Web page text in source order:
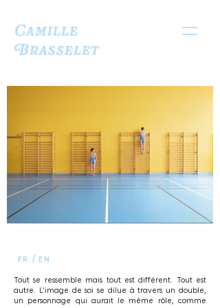
Camille
Brasselet
FR / EN
Tout se ressemble mais tout est différent. Tout est
autre. L’image de soi se dilue à travers un double,
un personnage qui aurait le même rôle, comme